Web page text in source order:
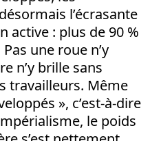
l’écrasante
active : plus de 90 %
une roue n’y
n’y brille sans
travailleurs. Même
», c’est-à-dire
le poids